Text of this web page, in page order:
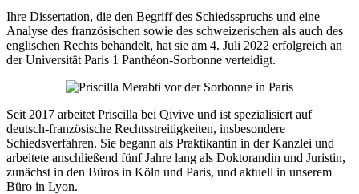
Ihre Dissertation, die den Begriff des Schiedsspruchs und eine
Analyse des französischen sowie des schweizerischen als auch des
englischen Rechts behandelt, hat sie am 4. Juli 2022 erfolgreich an
der Universität Paris 1 Panthéon-Sorbonne verteidigt.
Seit 2017 arbeitet Priscilla bei Qivive und ist spezialisiert auf
deutsch-französische Rechtsstreitigkeiten, insbesondere
Schiedsverfahren. Sie begann als Praktikantin in der Kanzlei und
arbeitete anschließend fünf Jahre lang als Doktorandin und Juristin,
zunächst in den Büros in Köln und Paris, und aktuell in unserem
Büro in Lyon.